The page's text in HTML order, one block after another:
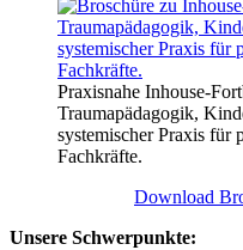
Praxisnahe Inhouse-
Traumapädagogik,
systemischer Praxis für
Fachkräfte.
Download
Unsere Schwerpunkte: